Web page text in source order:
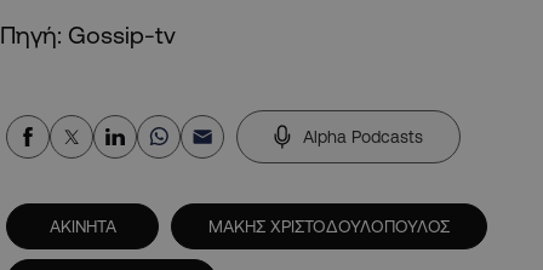
Πηγή: Gossip-tv
Alpha Podcasts
ΑΚΙΝΗΤΑ ΜΑΚΗΣ ΧΡΙΣΤΟΔΟΥΛΟΠΟΥΛΟΣ